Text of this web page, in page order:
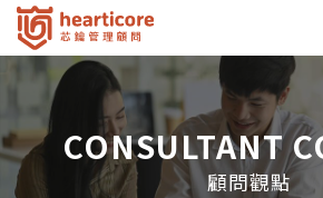
CONSULTANT
顧問觀點